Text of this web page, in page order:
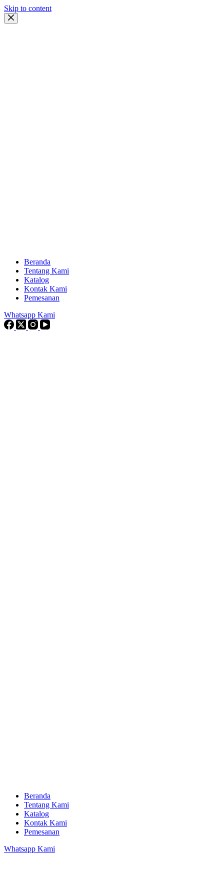
Skip to content
Beranda
Tentang Kami
Katalog
Kontak Kami
Pemesanan
Whatsapp Kami
Beranda
Tentang Kami
Katalog
Kontak Kami
Pemesanan
Whatsapp Kami